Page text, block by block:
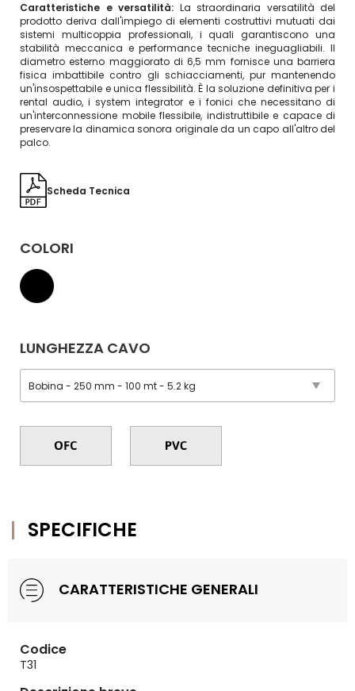
Caratteristiche e versatilità: La straordinaria versatilità del
prodotto deriva dall'impiego di elementi costruttivi mutuati dai
sistemi multicoppia professionali, i quali garantiscono una
stabilità meccanica e performance tecniche ineguagliabili. Il
diametro esterno maggiorato di 6,5 mm fornisce una barriera
fisica imbattibile contro gli schiacciamenti, pur mantenendo
un'insospettabile e unica flessibilità. È la soluzione definitiva per i
rental audio, i system integrator e i fonici che necessitano di
un'interconnessione mobile flessibile, indistruttibile e capace di
preservare la dinamica sonora originale da un capo all'altro del
palco.
Scheda Tecnica
COLORI
LUNGHEZZA CAVO
SPECIFICHE
CARATTERISTICHE GENERALI
Codice
T31